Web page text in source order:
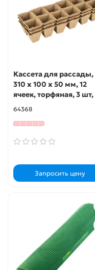
Кассета для рассады,
310 х 100 х 50 мм, 12
ячеек, торфяная, 3 шт,
64368
Запросить цену